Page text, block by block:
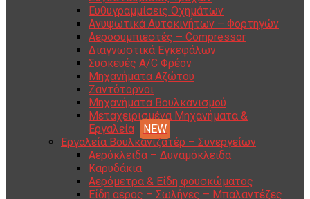
Ευθυγραμμίσεις Οχημάτων
Ανυψωτικά Αυτοκινήτων – Φορτηγών
Αεροσυμπιεστές – Compressor
Διαγνωστικά Εγκεφάλων
Συσκευές A/C Φρέον
Μηχανήματα Αζώτου
Ζαντότορνοι
Μηχανήματα Βουλκανισμού
Μεταχειρισμένα Μηχανήματα &
Εργαλεία
Εργαλεία Βουλκανιζατέρ – Συνεργείων
Αερόκλειδα – Δυναμόκλειδα
Καρυδάκια
Αερόμετρα & Είδη φουσκώματος
Είδη αέρος – Σωλήνες – Μπαλαντέζες